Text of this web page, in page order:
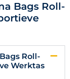
Bags Roll-
Roll-
Werktas